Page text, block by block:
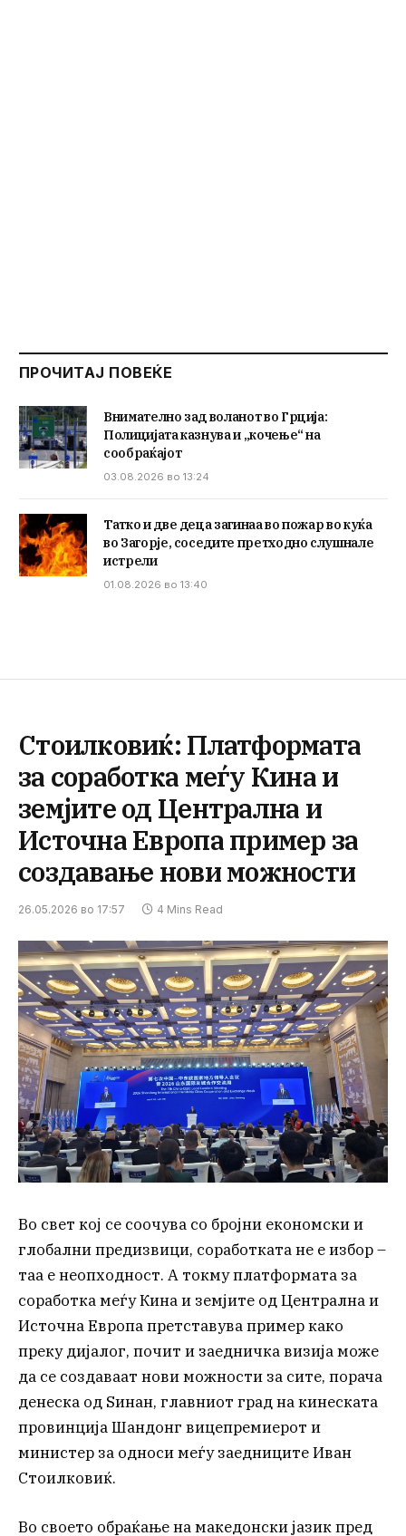
ПРОЧИТАЈ ПОВЕЌЕ
Внимателно зад воланот во Грција:
Полицијата казнува и „кочење“ на
сообраќајот
03.08.2026 во 13:24
Татко и две деца загинаа во пожар во куќа
во Загорје, соседите претходно слушнале
истрели
01.08.2026 во 13:40
Стоилковиќ: Платформата
за соработка меѓу Кина и
земјите од Централна и
Источна Европа пример за
создавање нови можности
26.05.2026 во 17:57 4 Mins Read
Во свет кој се соочува со бројни економски и
глобални предизвици, соработката не е избор –
таа е неопходност. А токму платформата за
соработка меѓу Кина и земјите од Централна и
Источна Европа претставува пример како
преку дијалог, почит и заедничка визија може
да се создаваат нови можности за сите, порача
денеска од Ѕинан, главниот град на кинеската
провинција Шандонг вицепремиерот и
министер за односи меѓу заедниците Иван
Стоилковиќ.
Во своето обраќање на македонски јазик пред